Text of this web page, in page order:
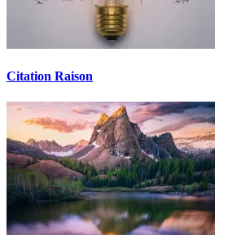
Citation Raison